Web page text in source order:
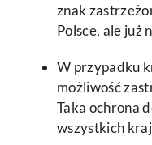
znak
Polsce, ale już
W przypadku
możliwość
Taka ochrona
wszystkich